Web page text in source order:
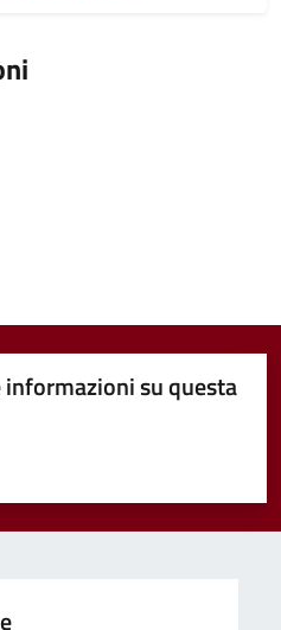
su questa
su 5
5